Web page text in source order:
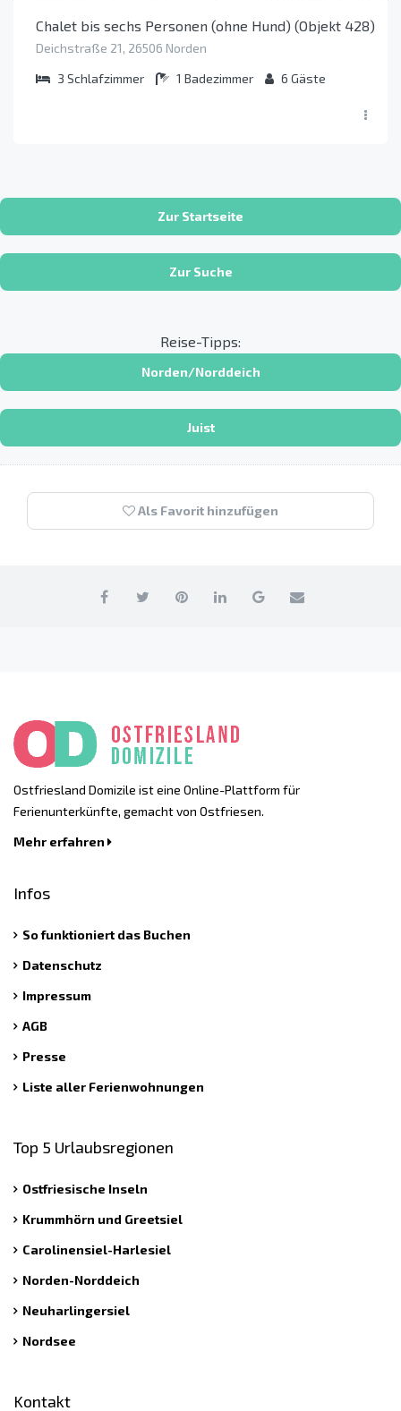
Chalet bis sechs Personen (ohne Hund) (Objekt 428)
Deichstraße 21, 26506 Norden
3 Schlafzimmer 1 Badezimmer 6 Gäste
Zur Startseite
Zur Suche
Reise-Tipps:
Norden/Norddeich
Juist
Als Favorit hinzufügen
Ostfriesland Domizile ist eine Online-Plattform für
Ferienunterkünfte, gemacht von Ostfriesen.
Mehr erfahren
Infos
So funktioniert das Buchen
Datenschutz
Impressum
AGB
Presse
Liste aller Ferienwohnungen
Top 5 Urlaubsregionen
Ostfriesische Inseln
Krummhörn und Greetsiel
Carolinensiel-Harlesiel
Norden-Norddeich
Neuharlingersiel
Nordsee
Kontakt